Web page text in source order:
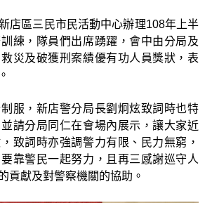
店區三民市民活動中心辦理108年上半
練，隊員們出席踴躍，會中由分局及
災及破獲刑案績優有功人員獎狀，表
服，新店警分局長劉炯炫致詞時也特
請分局同仁在會場內展示，讓大家近
致詞時亦強調警力有限、民力無窮，
靠警民一起努力，且再三感謝巡守人
貢獻及對警察機關的協助。